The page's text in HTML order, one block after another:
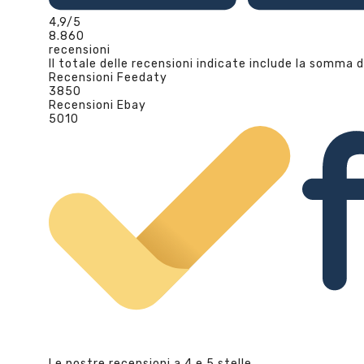
4,9/5
8.860
recensioni
Il totale delle recensioni indicate include la somma
Recensioni Feedaty
3850
Recensioni Ebay
5010